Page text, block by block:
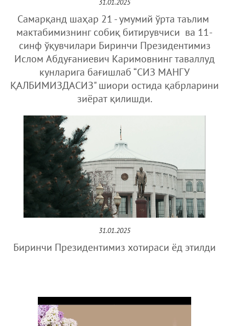
31.01.2025
Самарқанд шаҳар 21 - умумий ўрта таълим
мактабимизнинг собиқ битирувчиси ва 11-
синф ўқувчилари Биринчи Президентимиз
Ислом Абдуғаниевич Каримовнинг таваллуд
кунларига бағишлаб “СИЗ МАНГУ
ҚАЛБИМИЗДАСИЗ" шиори остида қабрларини
зиёрат қилишди.
31.01.2025
Биринчи Президентимиз хотираси ёд этилди